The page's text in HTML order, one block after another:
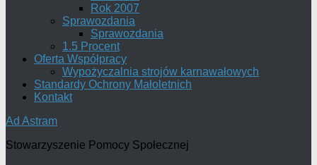
Rok 2007
Sprawozdania
Sprawozdania
1.5 Procent
Oferta Współpracy
Wypożyczalnia strojów karnawałowych
Standardy Ochrony Małoletnich
Kontakt
Ad Astram
Stowarzyszenie Pomocy Społecznej